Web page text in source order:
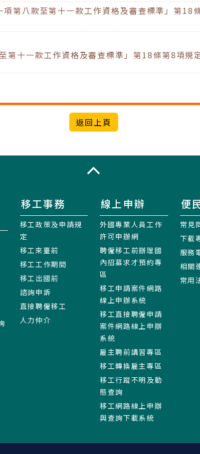
第八款至第十一款工作資格及審查標準」第18
第十一款工作資格及審查標準」第18條第8項
移工事務
移工政策及申請規
定
移工來臺前
移工工作期間
移工出國前
諮詢申訴
直接聘僱移工
人力仲介
線上申辦
外國專業人員工作
許可申辦網
聘僱移工前辦理國
內招募求才預約專
區
移工申請案件網路
線上申辦系統
移工直接聘僱申請
案件網路線上申辦
系統
雇主聘前講習專區
移工轉換雇主專區
移工行蹤不明及動
態查詢
移工網路線上申辦
與查詢下載系統
便
常見
下載
服務
相關
常用